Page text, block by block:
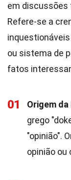
em discussões
Refere-se a
ou sistema de
fatos
01 Origem da
grego
"opinião".
opinião ou